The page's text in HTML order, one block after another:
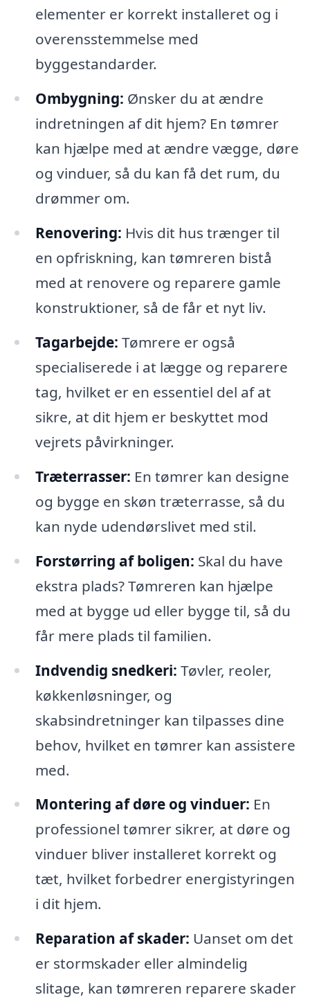
elementer er korrekt installeret og i
overensstemmelse med
byggestandarder.
Ombygning: Ønsker du at ændre
indretningen af dit hjem? En tømrer
kan hjælpe med at ændre vægge, døre
og vinduer, så du kan få det rum, du
drømmer om.
Renovering: Hvis dit hus trænger til
en opfriskning, kan tømreren bistå
med at renovere og reparere gamle
konstruktioner, så de får et nyt liv.
Tagarbejde: Tømrere er også
specialiserede i at lægge og reparere
tag, hvilket er en essentiel del af at
sikre, at dit hjem er beskyttet mod
vejrets påvirkninger.
Træterrasser: En tømrer kan designe
og bygge en skøn træterrasse, så du
kan nyde udendørslivet med stil.
Forstørring af boligen: Skal du have
ekstra plads? Tømreren kan hjælpe
med at bygge ud eller bygge til, så du
får mere plads til familien.
Indvendig snedkeri: Tøvler, reoler,
køkkenløsninger, og
skabsindretninger kan tilpasses dine
behov, hvilket en tømrer kan assistere
med.
Montering af døre og vinduer: En
professionel tømrer sikrer, at døre og
vinduer bliver installeret korrekt og
tæt, hvilket forbedrer energistyringen
i dit hjem.
Reparation af skader: Uanset om det
er stormskader eller almindelig
slitage, kan tømreren reparere skader